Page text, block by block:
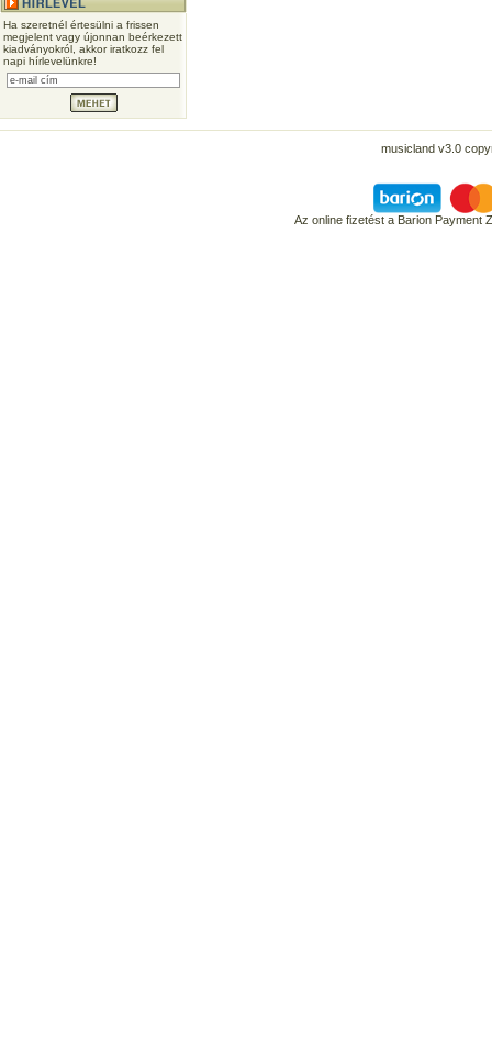
Ha szeretnél értesülni a frissen
megjelent vagy újonnan beérkezett
kiadványokról, akkor iratkozz fel
napi hírlevelünkre!
musicland v3.0
Az online fizetést a Barion Payment